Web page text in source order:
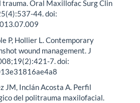
Oral Maxillofac Surg Clin
44. doi:
P, Hollier L. Contemporary
wound management. J
7. doi:
JM, Inclán Acosta A. Perfil
del politrauma maxilofacial.